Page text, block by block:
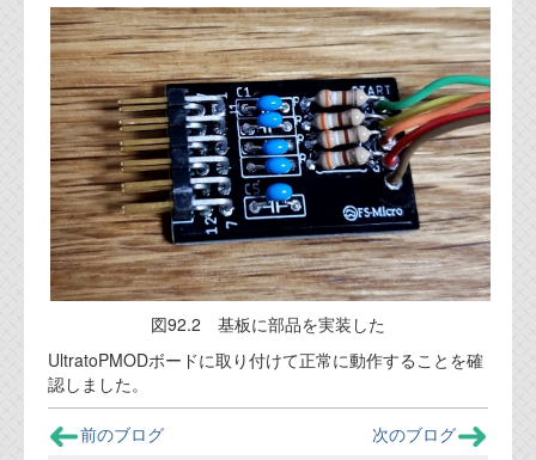
図92.2 基板に部品を実装した
UltratoPMODボードに取り付けて正常に動作することを確
認しました。
前のブログ
次のブログ